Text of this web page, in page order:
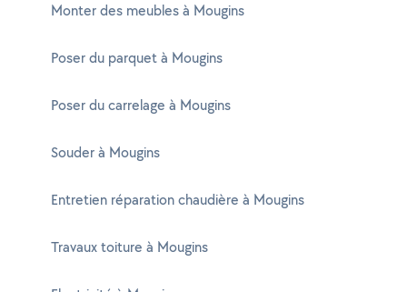
Monter des meubles à Mougins
Poser du parquet à Mougins
Poser du carrelage à Mougins
Souder à Mougins
Entretien réparation chaudière à Mougins
Travaux toiture à Mougins